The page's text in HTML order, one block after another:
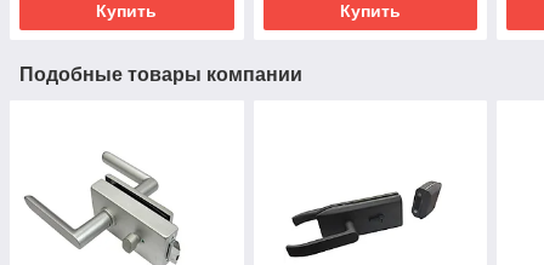
Купить Купить
Подобные товары компании